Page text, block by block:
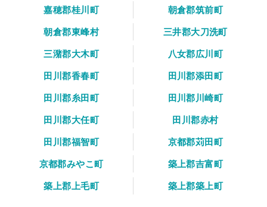
嘉穂郡桂川町
朝倉郡筑前町
朝倉郡東峰村
三井郡大刀洗町
三潴郡大木町
八女郡広川町
田川郡香春町
田川郡添田町
田川郡糸田町
田川郡川崎町
田川郡大任町
田川郡赤村
田川郡福智町
京都郡苅田町
京都郡みやこ町
築上郡吉富町
築上郡上毛町
築上郡築上町